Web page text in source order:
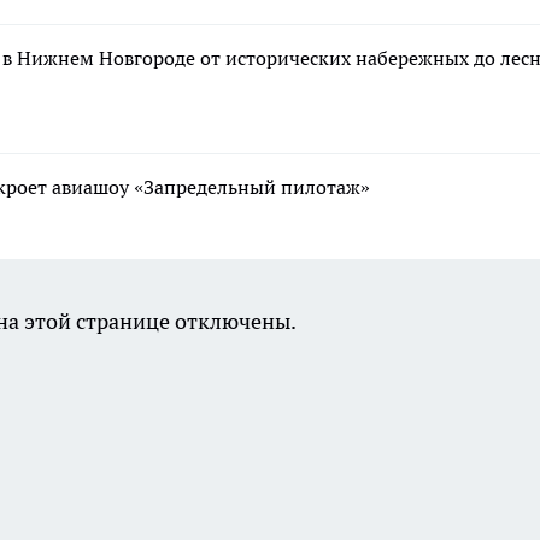
Нижнем Новгороде от исторических набережных до
авиашоу «Запредельный пилотаж»
этой странице отключены.